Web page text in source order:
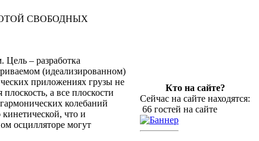
СВОБОДНЫХ
– разработка
(идеализированном)
приложениях грузы не
а все плоскости
колебаний
что и
осцилляторе могут
Кто на сайте?
Сейчас на сайте находятся:
66 гостей на сайте